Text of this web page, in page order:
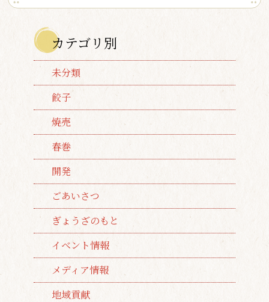
カテゴリ別
未分類
餃子
焼売
春巻
開発
ごあいさつ
ぎょうざのもと
イベント情報
メディア情報
地域貢献